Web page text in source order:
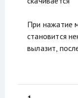
При нажатие
становится
вылазит,